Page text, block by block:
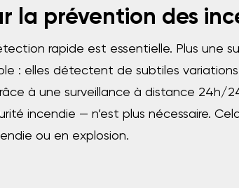
la prévention des
rapide est essentielle. Plus une
: elles détectent de subtiles
à une surveillance à distance 24h/
incendie — n’est plus nécessaire.
ou en explosion.